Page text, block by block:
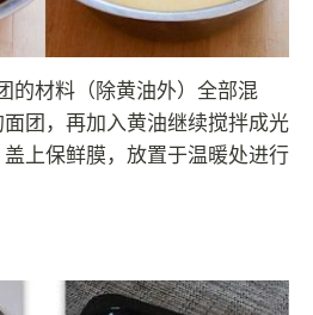
的材料（除黄油外）全部混
团，再加入黄油继续搅拌成光
上保鲜膜，放置于温暖处进行